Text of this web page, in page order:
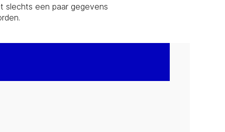
slechts een paar gegevens